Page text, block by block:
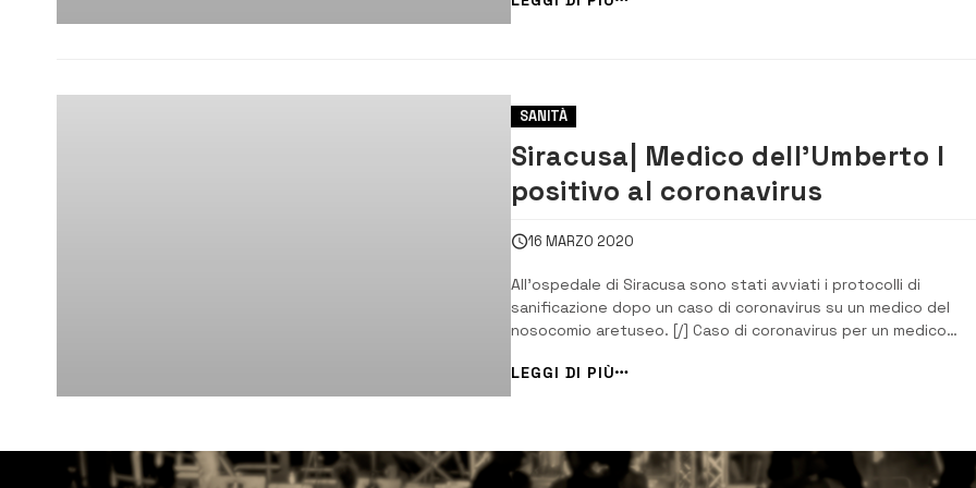
scritte da...
SANITÀ
Siracusa| Medico dell’Umberto I
positivo al coronavirus
16 MARZO 2020
All’ospedale di Siracusa sono stati avviati i protocolli di
sanificazione dopo un caso di coronavirus su un medico del
nosocomio aretuseo. [/] Caso di coronavirus per un medico
immediatamente tutte le misure di sanificazione degli ambienti
di contenimento previste, fa sapere l&#821...
LEGGI DI PIÙ